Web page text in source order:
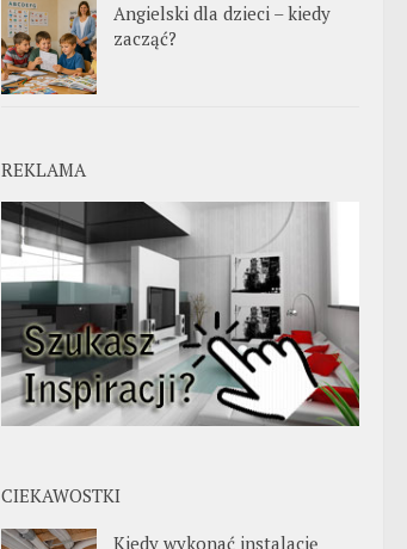
Angielski dla dzieci – kiedy
zacząć?
REKLAMA
CIEKAWOSTKI
Kiedy wykonać instalację